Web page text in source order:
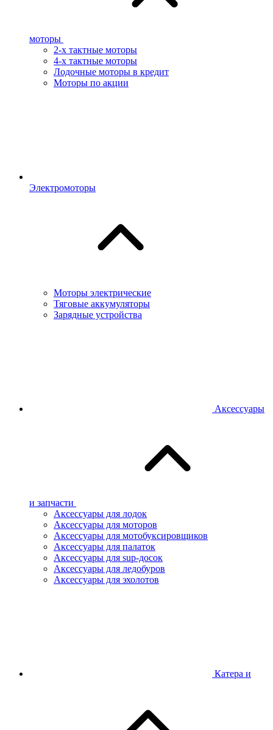
моторы
2-х тактные моторы
4-х тактные моторы
Лодочные моторы в кредит
Моторы по акции
Электромоторы
Моторы электрические
Тяговые аккумуляторы
Зарядные устройства
Аксессуары
и запчасти
Аксессуары для лодок
Аксессуары для моторов
Аксессуары для мотобуксировщиков
Аксессуары для палаток
Аксессуары для sup-досок
Аксессуары для ледобуров
Аксессуары для эхолотов
Катера и